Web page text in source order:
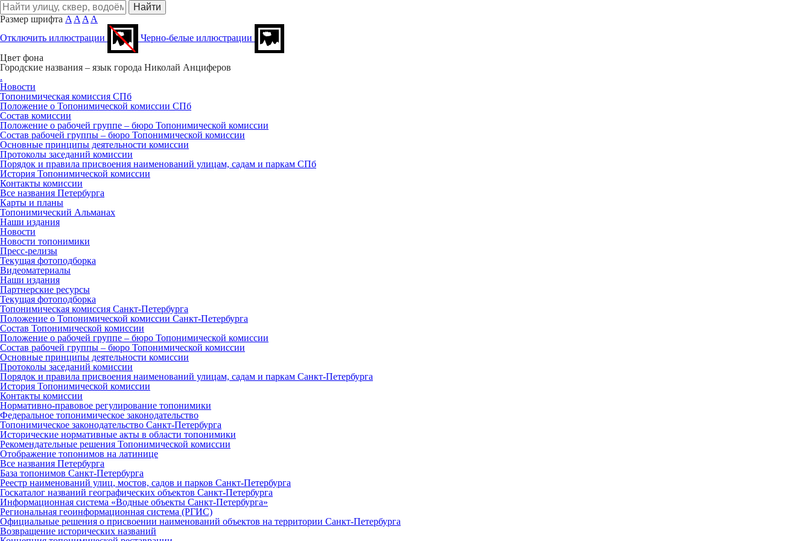
Размер шрифта A A A A
Отключить иллюстрации
Черно-белые иллюстрации
Цвет фона
Городские названия – язык города Николай Анциферов
.
Новости
Топонимическая комиссия СПб
Положение о Топонимической комиссии СПб
Состав комиссии
Положение о рабочей группе – бюро Топонимической комиссии
Состав рабочей группы – бюро Топонимической комиссии
Основные принципы деятельности комиссии
Протоколы заседаний комиссии
Порядок и правила присвоения наименований улицам, садам и паркам СПб
История Топонимической комиссии
Контакты комиссии
Все названия Петербурга
Карты и планы
Топонимический Альманах
Наши издания
Новости
Новости топонимики
Пресс‑релизы
Текущая фотоподборка
Видеоматериалы
Наши издания
Партнерские ресурсы
Текущая фотоподборка
Топонимическая комиссия Санкт‑Петербурга
Положение о Топонимической комиссии Санкт‑Петербурга
Состав Топонимической комиссии
Положение о рабочей группе – бюро Топонимической комиссии
Состав рабочей группы – бюро Топонимической комиссии
Основные принципы деятельности комиссии
Протоколы заседаний комиссии
Порядок и правила присвоения наименований улицам, садам и паркам Санкт‑Петербурга
История Топонимической комиссии
Контакты комиссии
Нормативно‑правовое регулирование топонимики
Федеральное топонимическое законодательство
Топонимическое законодательство Санкт‑Петербурга
Исторические нормативные акты в области топонимики
Рекомендательные решения Топонимической комиссии
Отображение топонимов на латинице
Все названия Петербурга
База топонимов Санкт‑Петербурга
Реестр наименований улиц, мостов, садов и парков Санкт‑Петербурга
Госкаталог названий географических объектов Санкт‑Петербурга
Информационная система «Водные объекты Санкт‑Петербурга»
Региональная геоинформационная система (РГИС)
Официальные решения о присвоении наименований объектов на территории Санкт‑Петербурга
Возвращение исторических названий